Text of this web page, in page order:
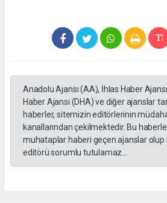
Anadolu Ajansı (AA), İhlas Haber
Haber Ajansı (DHA) ve diğer ajanslar
haberler, sitemizin editörlerinin
kanallarından çekilmektedir. Bu
muhataplar haberi geçen ajanslar
editörü sorumlu tutulamaz...